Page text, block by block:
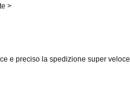
>
e preciso la spedizione super veloce